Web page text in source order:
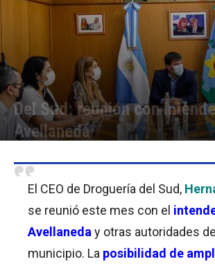
Del Sud: reunión con
Avellaneda
El CEO de Droguería del Sud,
se reunió este mes con el
Avellaneda y otras autoridades
municipio. La posibilidad de